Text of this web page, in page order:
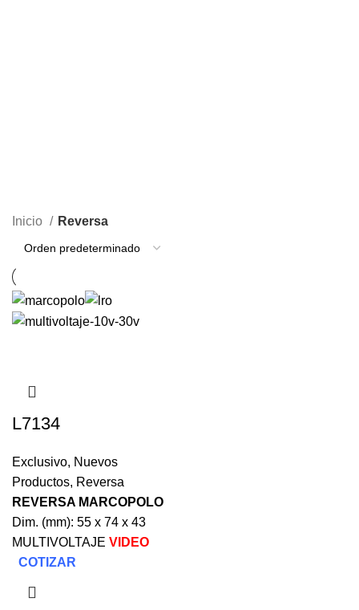
Inicio Reversa
L7134
Exclusivo, Nuevos
Productos, Reversa
REVERSA MARCOPOLO
Dim. (mm): 55 x 74 x 43
MULTIVOLTAJE VIDEO
COTIZAR